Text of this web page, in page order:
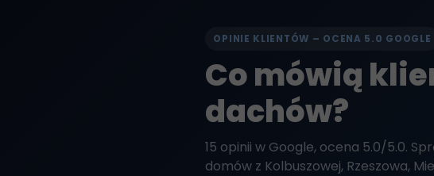
OPINIE KLIENTÓW – OCENA 5.0 GOOGLE
Co mówią
dachów?
15 opinii w Google, ocena 5.0/5.0.
domów z Kolbuszowej, Rzeszowa,